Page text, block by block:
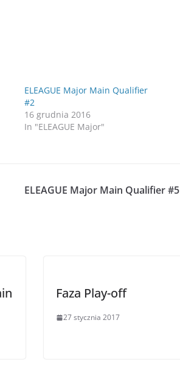
ELEAGUE Major Main Qualifier
#2
16 grudnia 2016
In "ELEAGUE Major"
ELEAGUE Major Main Qualifier #5
Faza Play-off
27 stycznia 2017